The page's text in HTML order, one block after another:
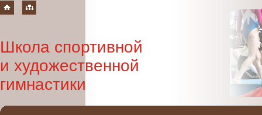
Школа спортивной
и художественной
гимнастики